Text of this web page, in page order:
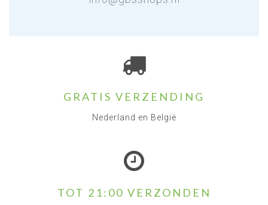
GRATIS VERZENDING
Nederland en België
TOT 21:00 VERZONDEN